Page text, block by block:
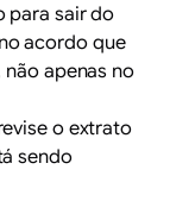
para sair do
acordo que
apenas no
o extrato
sendo